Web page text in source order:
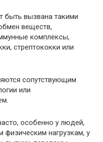
быть вызвана такими
веществ,
комплексы,
стрептококки или
сопутствующим
или
особенно у людей,
физическим нагрузкам, у